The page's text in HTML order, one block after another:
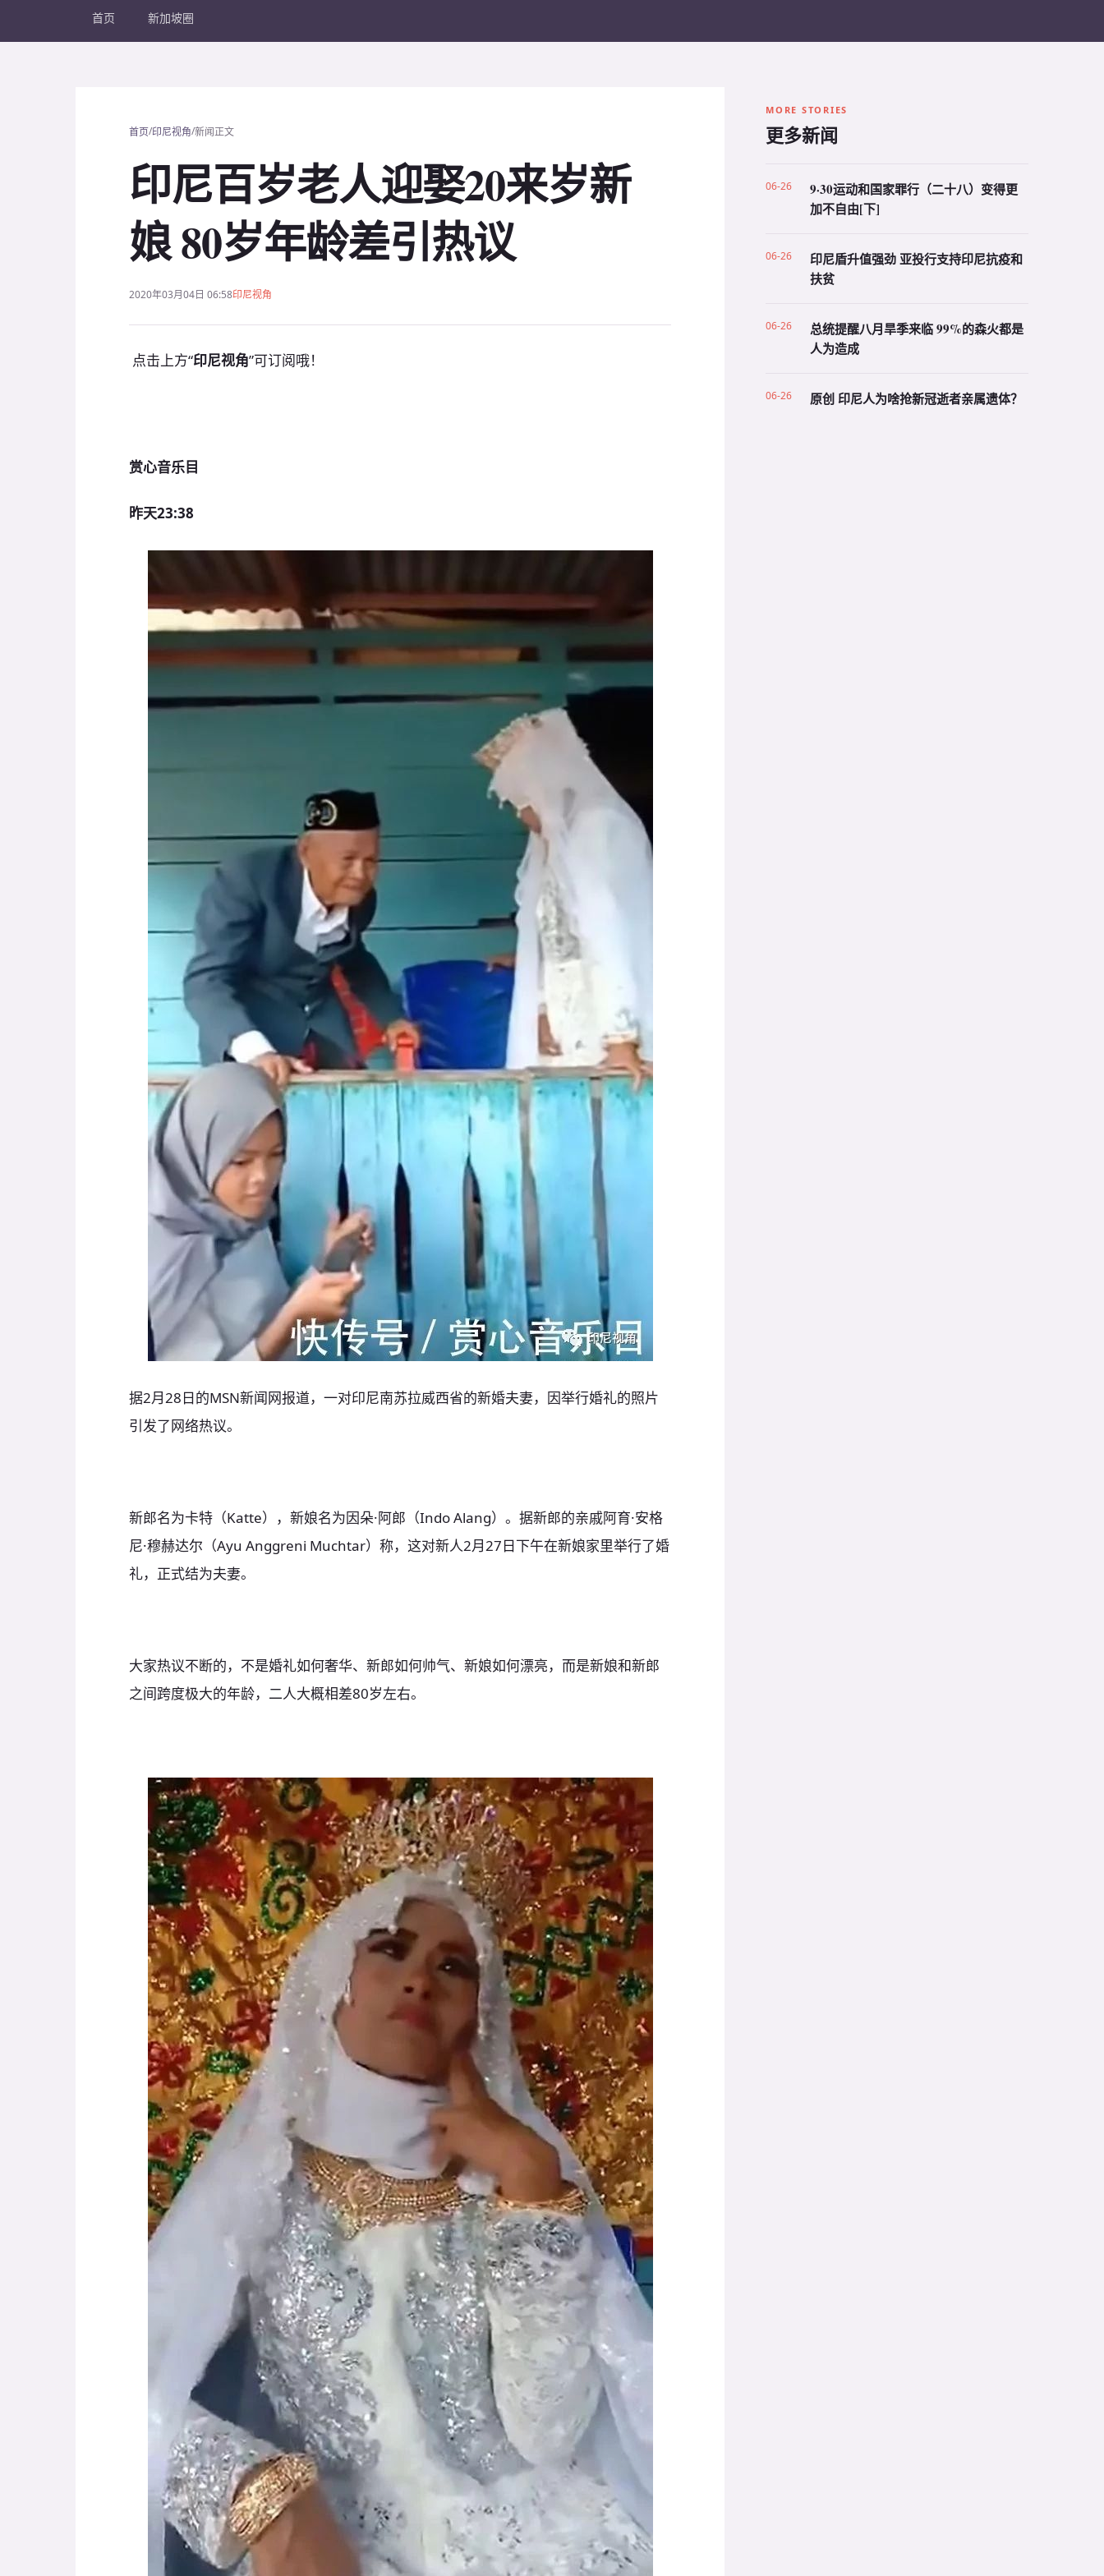
首页 新加坡圈
首页/印尼视角/新闻正文
印尼百岁老人迎娶20来岁新
娘 80岁年龄差引热议
2020年03月04日 06:58印尼视角
点击上方“印尼视角”可订阅哦！
赏心音乐目
昨天23:38
据2月28日的MSN新闻网报道，一对印尼南苏拉威西省的新婚夫妻，因举行婚礼的照片
引发了网络热议。
新郎名为卡特（Katte），新娘名为因朵·阿郎（Indo Alang）。据新郎的亲戚阿育·安格
尼·穆赫达尔（Ayu Anggreni Muchtar）称，这对新人2月27日下午在新娘家里举行了婚
礼，正式结为夫妻。
大家热议不断的，不是婚礼如何奢华、新郎如何帅气、新娘如何漂亮，而是新娘和新郎
之间跨度极大的年龄，二人大概相差80岁左右。
MORE STORIES
更多新闻
06-26
9·30运动和国家罪行（二十八）变得更
加不自由[下]
06-26
印尼盾升值强劲 亚投行支持印尼抗疫和
扶贫
06-26
总统提醒八月旱季来临 99%的森火都是
人为造成
06-26 原创 印尼人为啥抢新冠逝者亲属遗体？